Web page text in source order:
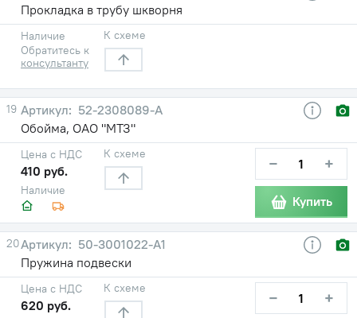
Прокладка в трубу шкворня
Наличие
Обратитесь к
консультанту
К схеме
19
52-2308089-А
Обойма, ОАО "МТЗ"
Наличие
Цена с НДС
410 руб.
К схеме − +
Купить
20
50-3001022-А1
Пружина подвески
Цена с НДС
620 руб.
К схеме − +